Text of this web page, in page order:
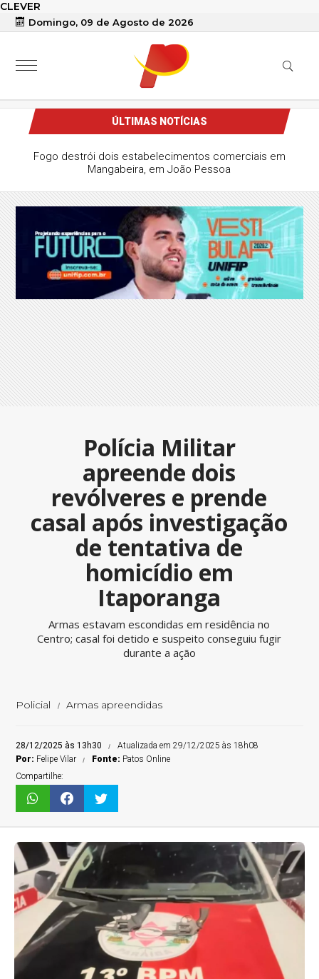
CLEVER
Domingo, 09 de Agosto de 2026
ÚLTIMAS NOTÍCIAS
Fogo destrói dois estabelecimentos comerciais em
Mangabeira, em João Pessoa
Polícia Militar
apreende dois
revólveres e prende
casal após investigação
de tentativa de
homicídio em
Itaporanga
Armas estavam escondidas em residência no
Centro; casal foi detido e suspeito conseguiu fugir
durante a ação
Policial Armas apreendidas
28/12/2025 às 13h30
Atualizada em 29/12/2025 às 18h08
Por: Felipe Vilar Fonte: Patos Online
Compartilhe: